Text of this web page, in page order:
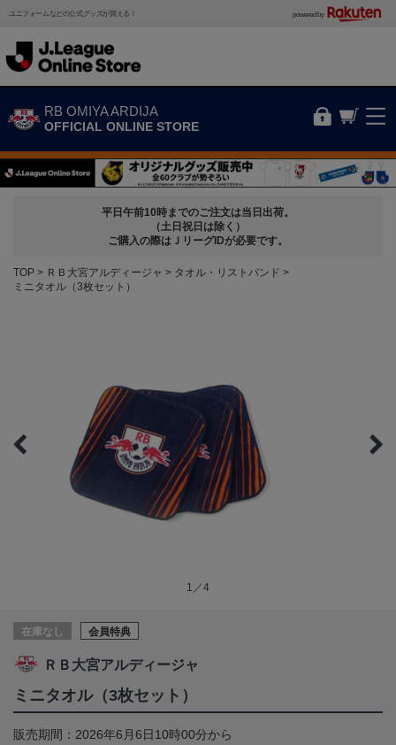
ユニフォームなどの公式グッズが買える！ powered by
RB OMIYA ARDIJA
OFFICIAL ONLINE STORE
平日午前10時までのご注文は当日出荷。
（土日祝日は除く）
ご購入の際はＪリーグIDが必要です。
TOP ＲＢ大宮アルディージャ
タオル・リストバンド
ミニタオル（3枚セット）
1／4
在庫なし 会員特典
ＲＢ大宮アルディージャ
ミニタオル（3枚セット）
販売期間：2026年6月6日10時00分から